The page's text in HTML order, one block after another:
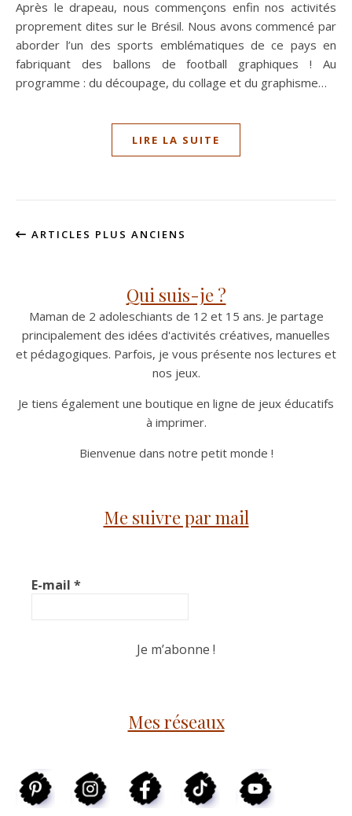
Après le drapeau, nous commençons enfin nos activités
proprement dites sur le Brésil. Nous avons commencé par
aborder l’un des sports emblématiques de ce pays en
fabriquant des ballons de football graphiques ! Au
programme : du découpage, du collage et du graphisme…
LIRE LA SUITE
ARTICLES PLUS ANCIENS
Qui suis-je ?
Maman de 2 adoleschiants de 12 et 15 ans. Je partage
principalement des idées d'activités créatives, manuelles
et pédagogiques. Parfois, je vous présente nos lectures et
nos jeux.
Je tiens également une boutique en ligne de jeux éducatifs
à imprimer.
Bienvenue dans notre petit monde !
Me suivre par mail
E-mail *
Mes réseaux